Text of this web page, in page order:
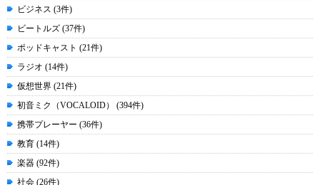
ビジネス (3件)
ビートルズ (37件)
ポッドキャスト (21件)
ラジオ (14件)
仮想世界 (21件)
初音ミク（VOCALOID） (394件)
携帯プレーヤー (36件)
教育 (14件)
楽器 (92件)
社会 (26件)